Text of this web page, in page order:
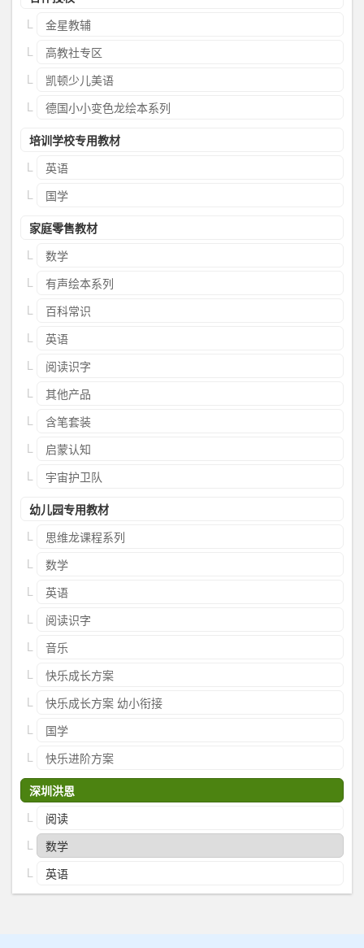
金星教辅
高教社专区
凯顿少儿美语
德国小小变色龙绘本系列
培训学校专用教材
英语
国学
家庭零售教材
数学
有声绘本系列
百科常识
英语
阅读识字
其他产品
含笔套装
启蒙认知
宇宙护卫队
幼儿园专用教材
思维龙课程系列
数学
英语
阅读识字
音乐
快乐成长方案
快乐成长方案 幼小衔接
国学
快乐进阶方案
深圳洪恩
阅读
数学
英语